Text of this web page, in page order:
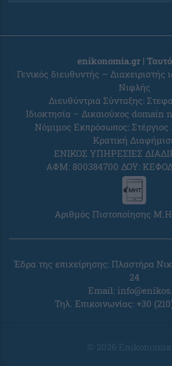
enikonomia.gr |
Γενικός διευθυντής – Διαχειριστής
Νιφλής
Διευθύντρια Σύνταξης:
Ιδιοκτησία – Δικαιούχος domain
Νόμιμος Εκπρόσωπος: Στέργιος
Κρατική
ΕΝΙΚΟΣ ΥΠΗΡΕΣΙΕΣ
ΑΦΜ: 800384700 ΔΟΥ:
Αριθμός Πιστοποίησης
Έδρα της επιχείρησης: Πλαστήρα
24
Email:
Τηλ. Επικοινωνίας: +30